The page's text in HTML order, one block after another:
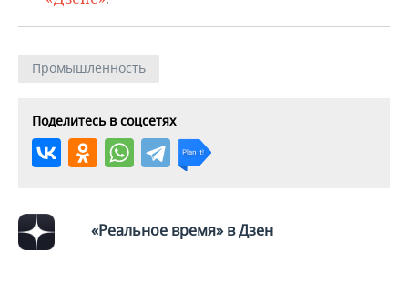
Промышленность
Поделитесь в соцсетях
«Реальное время» в Дзен